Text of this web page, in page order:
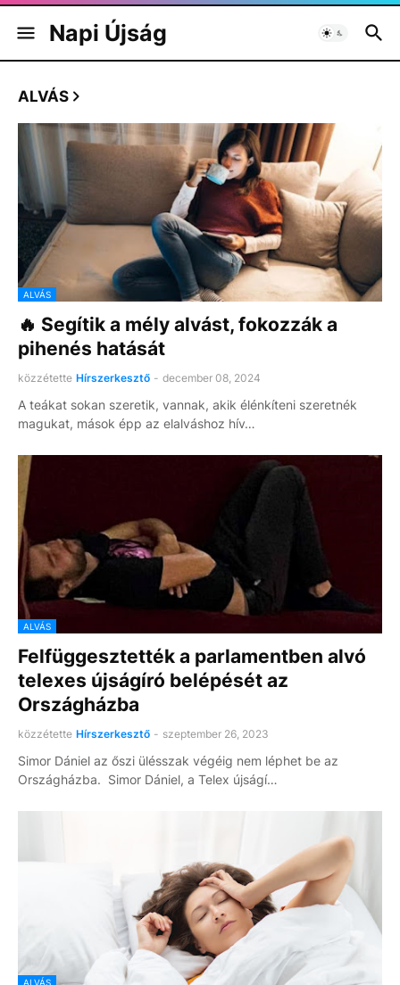
Napi Újság
ALVÁS
ALVÁS
🔥 Segítik a mély alvást, fokozzák a
pihenés hatását
közzétette Hírszerkesztő - december 08, 2024
A teákat sokan szeretik, vannak, akik élénkíteni szeretnék
magukat, mások épp az elalváshoz hív…
ALVÁS
Felfüggesztették a parlamentben alvó
telexes újságíró belépését az
Országházba
közzétette Hírszerkesztő - szeptember 26, 2023
Simor Dániel az őszi ülésszak végéig nem léphet be az
Országházba. Simor Dániel, a Telex újságí…
ALVÁS